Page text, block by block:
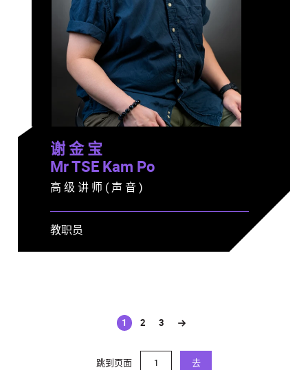
谢 金 宝
Mr TSE Kam Po
高 级 讲 师 ( 声 音 )
教职员
1
(current)
2 3
跳到页面 去